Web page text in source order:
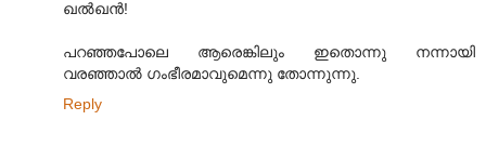
ഖല്‍ഖന്‍!
പറഞ്ഞപോലെ ആരെങ്കിലും ഇതൊന്നു നന്നായി
വരഞ്ഞാല്‍ ഗംഭീരമാവുമെന്നു തോന്നുന്നു.
Reply